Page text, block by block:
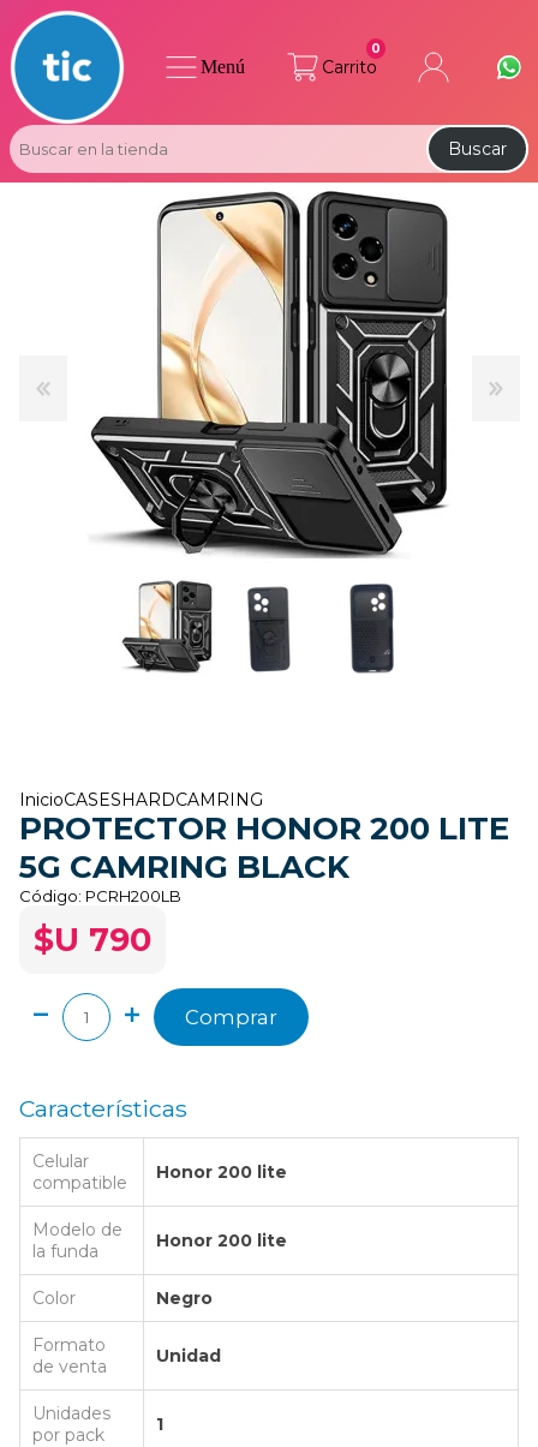
Carrito
0
Buscar
Menú
InicioCASES HARDCAMRING
PROTECTOR HONOR 200 LITE
5G CAMRING BLACK
Código: PCRH200LB
$U 790
Comprar
Características
Celular
compatible
Honor 200 lite
Modelo de
la funda
Honor 200 lite
Color Negro
Formato
de venta
Unidad
Unidades
por pack
1